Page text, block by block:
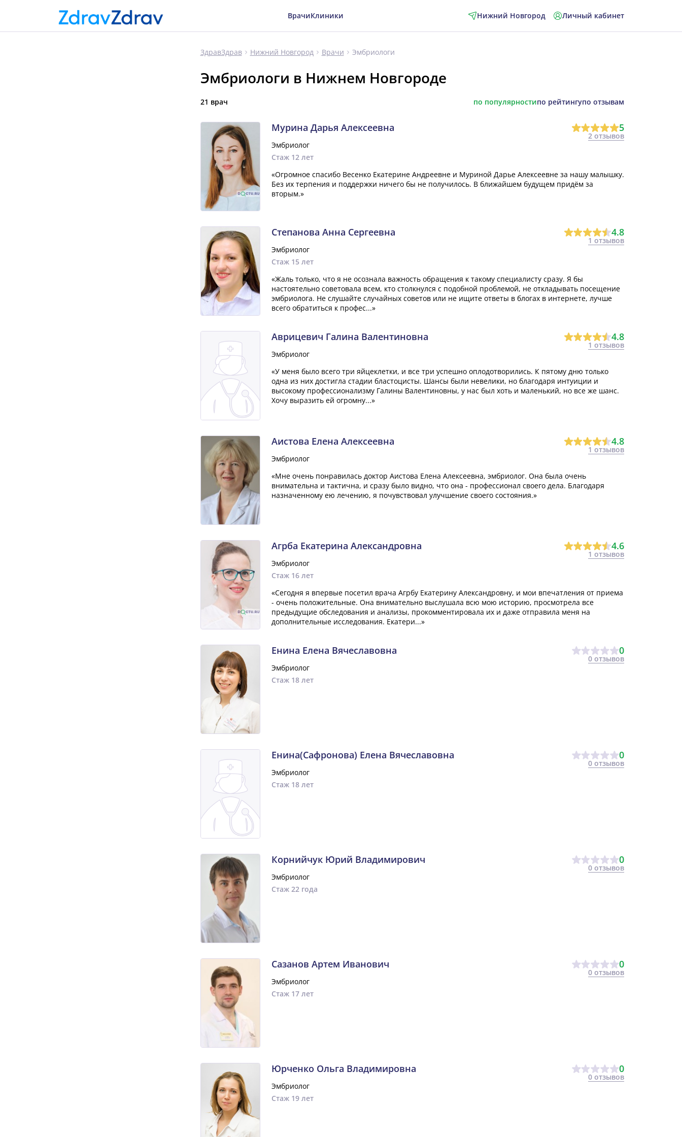
ВрачиКлиники Нижний Новгород Личный кабинет
ЗдравЗдрав Нижний Новгород Врачи Эмбриологи
Эмбриологи в Нижнем Новгороде
21 врач по популярностипо рейтингупо отзывам
Мурина Дарья Алексеевна 5
2 отзывов
Эмбриолог
Стаж 12 лет
«Огромное спасибо Весенко Екатерине Андреевне и Муриной Дарье Алексеевне за нашу малышку.
Без их терпения и поддержки ничего бы не получилось. В ближайшем будущем придём за
вторым.»
Степанова Анна Сергеевна 4.8
1 отзывов
Эмбриолог
Стаж 15 лет
«Жаль только, что я не осознала важность обращения к такому специалисту сразу. Я бы
настоятельно советовала всем, кто столкнулся с подобной проблемой, не откладывать посещение
эмбриолога. Не слушайте случайных советов или не ищите ответы в блогах в интернете, лучше
всего обратиться к профес...»
Аврицевич Галина Валентиновна 4.8
1 отзывов
Эмбриолог
«У меня было всего три яйцеклетки, и все три успешно оплодотворились. К пятому дню только
одна из них достигла стадии бластоцисты. Шансы были невелики, но благодаря интуиции и
высокому профессионализму Галины Валентиновны, у нас был хоть и маленький, но все же шанс.
Хочу выразить ей огромну...»
Аистова Елена Алексеевна 4.8
1 отзывов
Эмбриолог
«Мне очень понравилась доктор Аистова Елена Алексеевна, эмбриолог. Она была очень
внимательна и тактична, и сразу было видно, что она - профессионал своего дела. Благодаря
назначенному ею лечению, я почувствовал улучшение своего состояния.»
Агрба Екатерина Александровна 4.6
1 отзывов
Эмбриолог
Стаж 16 лет
«Сегодня я впервые посетил врача Агрбу Екатерину Александровну, и мои впечатления от приема
- очень положительные. Она внимательно выслушала всю мою историю, просмотрела все
предыдущие обследования и анализы, прокомментировала их и даже отправила меня на
дополнительные исследования. Екатери...»
Енина Елена Вячеславовна 0
0 отзывов
Эмбриолог
Стаж 18 лет
Енина(Сафронова) Елена Вячеславовна 0
0 отзывов
Эмбриолог
Стаж 18 лет
Корнийчук Юрий Владимирович 0
0 отзывов
Эмбриолог
Стаж 22 года
Сазанов Артем Иванович 0
0 отзывов
Эмбриолог
Стаж 17 лет
Юрченко Ольга Владимировна 0
0 отзывов
Эмбриолог
Стаж 19 лет